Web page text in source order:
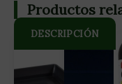
DESCRIPCIÓN
COMPOSICIÓN
Productos